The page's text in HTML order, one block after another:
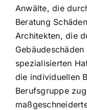
Anwälte, die
Beratung
Architekten, die
spezialisierten
die individuellen
Berufsgruppe